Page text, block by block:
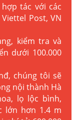
tác với các
Post, VN
kiểm tra và
dưới 100.000
chúng tôi sẽ
nội thành Hà
lọ lộc bình,
lớn hơn 1.4 m